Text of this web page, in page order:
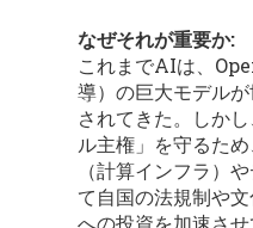
なぜそれが重要か:
これまでAIは、
導）の巨大モデル
されてきた。しか
ル主権」を守るた
（計算インフラ）
て自国の法規制や
への投資を加速さ